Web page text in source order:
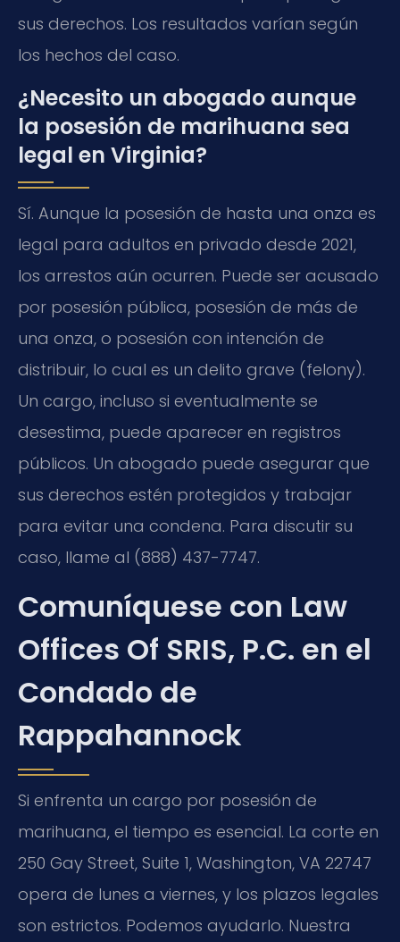
sus derechos. Los resultados varían según
los hechos del caso.
¿Necesito un abogado aunque
la posesión de marihuana sea
legal en Virginia?
Sí. Aunque la posesión de hasta una onza es
legal para adultos en privado desde 2021,
los arrestos aún ocurren. Puede ser acusado
por posesión pública, posesión de más de
una onza, o posesión con intención de
distribuir, lo cual es un delito grave (felony).
Un cargo, incluso si eventualmente se
desestima, puede aparecer en registros
públicos. Un abogado puede asegurar que
sus derechos estén protegidos y trabajar
para evitar una condena. Para discutir su
caso, llame al (888) 437-7747.
Comuníquese con Law
Offices Of SRIS, P.C. en el
Condado de
Rappahannock
Si enfrenta un cargo por posesión de
marihuana, el tiempo es esencial. La corte en
250 Gay Street, Suite 1, Washington, VA 22747
opera de lunes a viernes, y los plazos legales
son estrictos. Podemos ayudarlo. Nuestra